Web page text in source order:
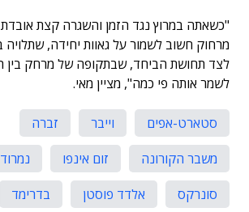
"כשאתה במרוץ נגד הזמן והשגרה קצת
מרחוק חשוב לשמור על גאוות יחידה,
לצד תחושת הביחד, שבתקופה של מרחק בין
לשמר אותה פי כמה", מציין מאי.
סטארט-אפים וייבר
זברה
משבר הקורונה
זום אינפו
סונרקס
אלדד פוסטן בדרימד